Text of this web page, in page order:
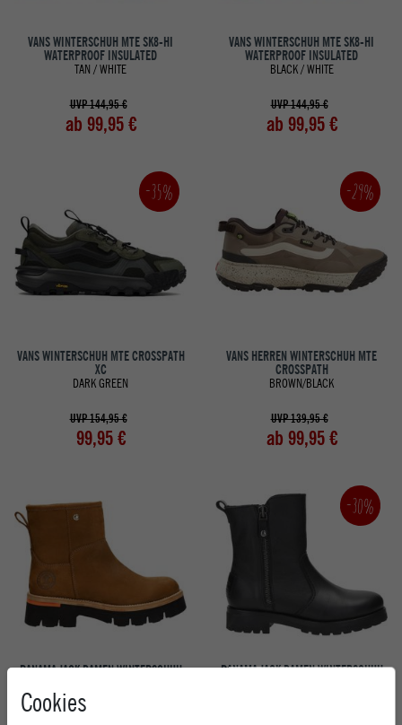
VANS WINTERSCHUH MTE SK8-HI
WATERPROOF INSULATED
TAN / WHITE
UVP 144,95 €
ab 99,95 €
VANS WINTERSCHUH MTE SK8-HI
WATERPROOF INSULATED
BLACK / WHITE
UVP 144,95 €
ab 99,95 €
-35%
VANS WINTERSCHUH MTE CROSSPATH
XC
DARK GREEN
UVP 154,95 €
99,95 €
-29%
VANS HERREN WINTERSCHUH MTE
CROSSPATH
BROWN/BLACK
UVP 139,95 €
ab 99,95 €
PANAMA JACK DAMEN WINTERSCHUH
NOBUCK CUERO / BARK
-30%
PANAMA JACK DAMEN WINTERSCHUH
Cookies